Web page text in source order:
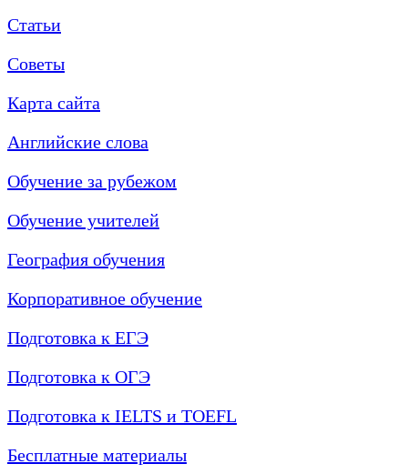
Статьи
Советы
Карта сайта
Английские слова
Обучение за рубежом
Обучение учителей
География обучения
Корпоративное обучение
Подготовка к ЕГЭ
Подготовка к ОГЭ
Подготовка к IELTS и TOEFL
Бесплатные материалы